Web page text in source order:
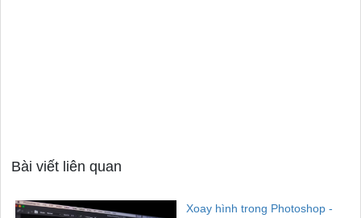
Bài viết liên quan
Xoay hình trong Photoshop -